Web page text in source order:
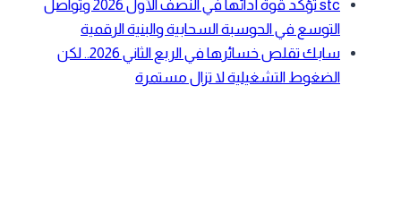
stc تؤكد قوة أدائها في النصف الأول 2026 وتواصل
التوسع في الحوسبة السحابية والبنية الرقمية
سابك تقلص خسائرها في الربع الثاني 2026.. لكن
الضغوط التشغيلية لا تزال مستمرة